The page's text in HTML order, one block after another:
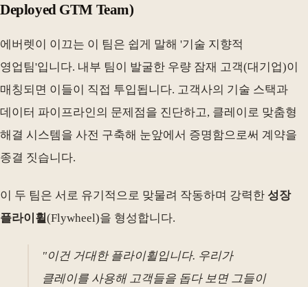
Deployed GTM Team)
에버렛이 이끄는 이 팀은 쉽게 말해 '기술 지향적
영업팀'입니다. 내부 팀이 발굴한 우량 잠재 고객(대기업)이
매칭되면 이들이 직접 투입됩니다. 고객사의 기술 스택과
데이터 파이프라인의 문제점을 진단하고, 클레이로 맞춤형
해결 시스템을 사전 구축해 눈앞에서 증명함으로써 계약을
종결 짓습니다.
이 두 팀은 서로 유기적으로 맞물려 작동하며 강력한 성장
플라이휠 (Flywheel)을 형성합니다.
"이건 거대한 플라이휠입니다. 우리가
클레이를 사용해 고객들을 돕다 보면 그들이